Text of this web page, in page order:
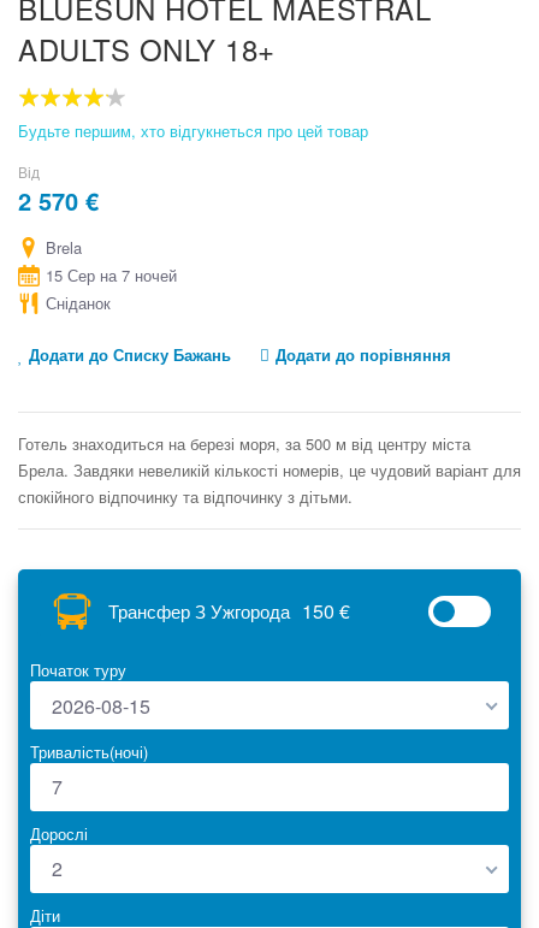
ADULTS ONLY 18+
80
% of
Будьте першим, хто відгукнеться про цей товар
Від
2 570 €
Brela
15 Сер на 7 ночей
Сніданок
Додати до Списку Бажань Додати до порівняння
Готель знаходиться на березі моря, за 500 м від центру міста
Брела. Завдяки невеликій кількості номерів, це чудовий варіант для
спокійного відпочинку та відпочинку з дітьми.
beginning
images
gallery
Трансфер З Ужгорода 150 €
Початок туру
2026-08-15
Тривалість(ночі)
Дорослі
2
Діти